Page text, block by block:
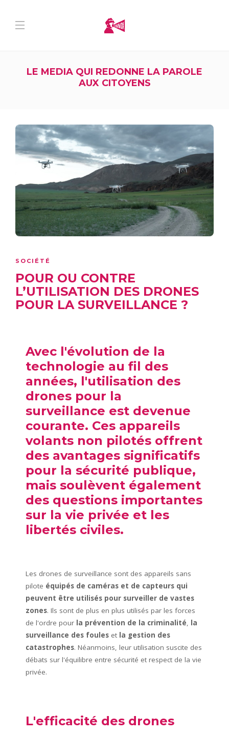
LE MEDIA QUI REDONNE LA PAROLE
AUX CITOYENS
SOCIÉTÉ
POUR OU CONTRE
L’UTILISATION DES DRONES
POUR LA SURVEILLANCE ?
Avec l'évolution de la
technologie au fil des
années, l'utilisation des
drones pour la
surveillance est devenue
courante. Ces appareils
volants non pilotés offrent
des avantages significatifs
pour la sécurité publique,
mais soulèvent également
des questions importantes
sur la vie privée et les
libertés civiles.
Les drones de surveillance sont des appareils sans
pilote équipés de caméras et de capteurs qui
peuvent être utilisés pour surveiller de vastes
zones. Ils sont de plus en plus utilisés par les forces
de l'ordre pour la prévention de la criminalité, la
surveillance des foules et la gestion des
catastrophes. Néanmoins, leur utilisation suscite des
débats sur l'équilibre entre sécurité et respect de la vie
privée.
L'efficacité des drones